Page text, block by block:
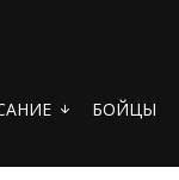
arrow_downward БОЙЦЫ